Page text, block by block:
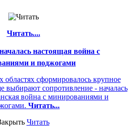
Читать....
настоящая война с
и поджогами
сформировалось крупное
выбирают сопротивление - началась
война с минированиями и
Читать...
Читать